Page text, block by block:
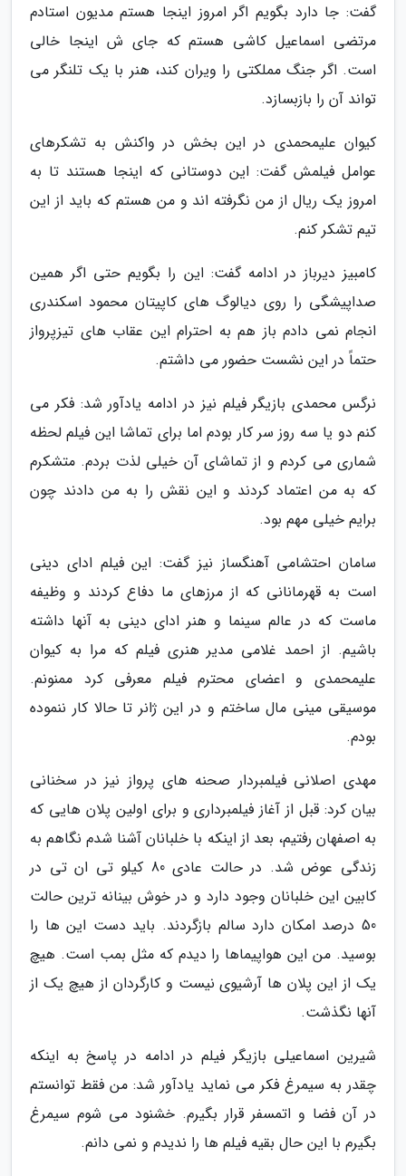
گفت: جا دارد بگویم اگر امروز اینجا هستم مدیون استادم
مرتضی اسماعیل کاشی هستم که جای ش اینجا خالی
است. اگر جنگ مملکتی را ویران کند، هنر با یک تلنگر می
تواند آن را بازبسازد.
کیوان علیمحمدی در این بخش در واکنش به تشکرهای
عوامل فیلمش گفت: این دوستانی که اینجا هستند تا به
امروز یک ریال از من نگرفته اند و من هستم که باید از این
تیم تشکر کنم.
کامبیز دیرباز در ادامه گفت: این را بگویم حتی اگر همین
صداپیشگی را روی دیالوگ های کاپیتان محمود اسکندری
انجام نمی دادم باز هم به احترام این عقاب های تیزپرواز
حتماً در این نشست حضور می داشتم.
نرگس محمدی بازیگر فیلم نیز در ادامه یادآور شد: فکر می
کنم دو یا سه روز سر کار بودم اما برای تماشا این فیلم لحظه
شماری می کردم و از تماشای آن خیلی لذت بردم. متشکرم
که به من اعتماد کردند و این نقش را به من دادند چون
برایم خیلی مهم بود.
سامان احتشامی آهنگساز نیز گفت: این فیلم ادای دینی
است به قهرمانانی که از مرزهای ما دفاع کردند و وظیفه
ماست که در عالم سینما و هنر ادای دینی به آنها داشته
باشیم. از احمد غلامی مدیر هنری فیلم که مرا به کیوان
علیمحمدی و اعضای محترم فیلم معرفی کرد ممنونم.
موسیقی مینی مال ساختم و در این ژانر تا حالا کار ننموده
بودم.
مهدی اصلانی فیلمبردار صحنه های پرواز نیز در سخنانی
بیان کرد: قبل از آغاز فیلمبرداری و برای اولین پلان هایی که
به اصفهان رفتیم، بعد از اینکه با خلبانان آشنا شدم نگاهم به
زندگی عوض شد. در حالت عادی 80 کیلو تی ان تی در
کابین این خلبانان وجود دارد و در خوش بینانه ترین حالت
50 درصد امکان دارد سالم بازگردند. باید دست این ها را
بوسید. من این هواپیماها را دیدم که مثل بمب است. هیچ
یک از این پلان ها آرشیوی نیست و کارگردان از هیچ یک از
آنها نگذشت.
شیرین اسماعیلی بازیگر فیلم در ادامه در پاسخ به اینکه
چقدر به سیمرغ فکر می نماید یادآور شد: من فقط توانستم
در آن فضا و اتمسفر قرار بگیرم. خشنود می شوم سیمرغ
بگیرم با این حال بقیه فیلم ها را ندیدم و نمی دانم.